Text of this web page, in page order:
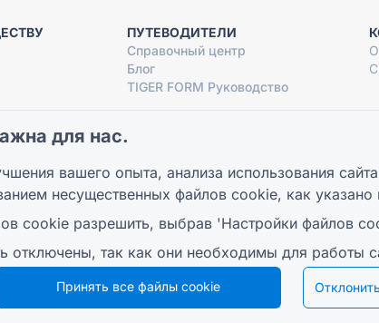
ПУТЕВОДИТЕЛИ
Справочный центр
Блог
TIGER FORM Руководство
© 2026 QR Form Generator. All
для нас.
вашего опыта, анализа использования
несущественных файлов cookie, как указано
cookie разрешить, выбрав 'Настройки файлов
отключены, так как они необходимы для работы
Принять все файлы cookie